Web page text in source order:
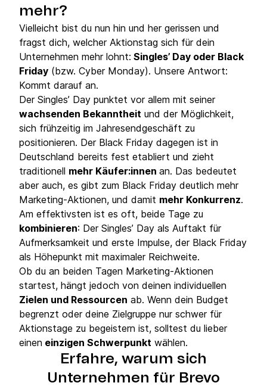
mehr?
Vielleicht bist du nun hin und her gerissen und
fragst dich, welcher Aktionstag sich für dein
Unternehmen mehr lohnt: Singles’ Day oder Black
Friday (bzw. Cyber Monday). Unsere Antwort:
Kommt darauf an.
Der Singles’ Day punktet vor allem mit seiner
wachsenden Bekanntheit und der Möglichkeit,
sich frühzeitig im Jahresendgeschäft zu
positionieren. Der Black Friday dagegen ist in
Deutschland bereits fest etabliert und zieht
traditionell mehr Käufer:innen an. Das bedeutet
aber auch, es gibt zum Black Friday deutlich mehr
Marketing-Aktionen, und damit mehr Konkurrenz.
Am effektivsten ist es oft, beide Tage zu
kombinieren: Der Singles’ Day als Auftakt für
Aufmerksamkeit und erste Impulse, der Black Friday
als Höhepunkt mit maximaler Reichweite.
Ob du an beiden Tagen Marketing-Aktionen
startest, hängt jedoch von deinen individuellen
Zielen und Ressourcen ab. Wenn dein Budget
begrenzt oder deine Zielgruppe nur schwer für
Aktionstage zu begeistern ist, solltest du lieber
einen einzigen Schwerpunkt wählen.
Erfahre, warum sich
Unternehmen für Brevo